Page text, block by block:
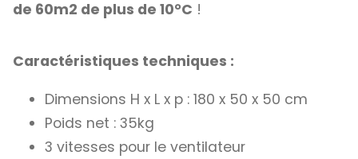
de 60m2 de plus de 10°C !
Caractéristiques techniques :
Dimensions H x L x p : 180 x 50 x 50 cm
Poids net : 35kg
3 vitesses pour le ventilateur